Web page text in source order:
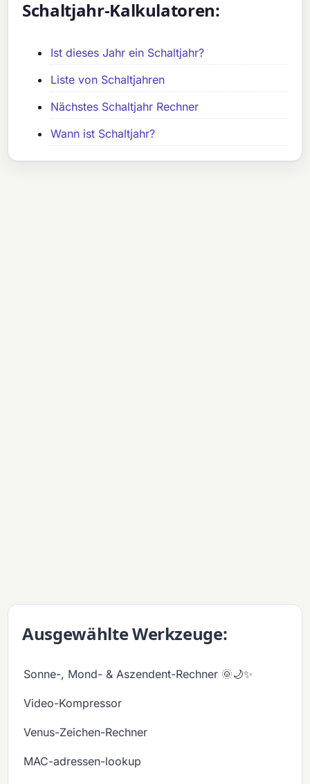
Schaltjahr-Kalkulatoren:
Ist dieses Jahr ein Schaltjahr?
Liste von Schaltjahren
Nächstes Schaltjahr Rechner
Wann ist Schaltjahr?
Ausgewählte Werkzeuge:
Sonne-, Mond- & Aszendent-Rechner 🌞🌙✨
Video-Kompressor
Venus-Zeichen-Rechner
MAC-adressen-lookup